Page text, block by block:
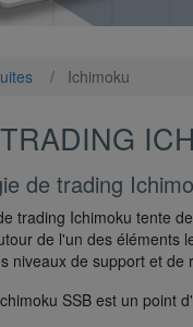
/ Ichimoku
de trading
trading Ichimoku tente
de l'un des éléments
niveaux de support et de
SSB est un point